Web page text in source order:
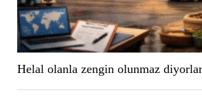
Helal olanla zengin olunmaz